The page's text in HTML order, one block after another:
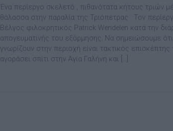
Ένα περίεργο σκελετό , πιθανότατα κήτους τριών
θάλασσα στην παραλία της Τριόπετρας . Τον
Βέλγος φιλοκρητικός Patrick Wendelen κατά την
απογευματινής του εξόρμησης. Να σημειώσουμε
γνωρίζουν στην περιοχή είναι τακτικός
αγοράσει σπίτι στην Αγία Γαλήνη και […]